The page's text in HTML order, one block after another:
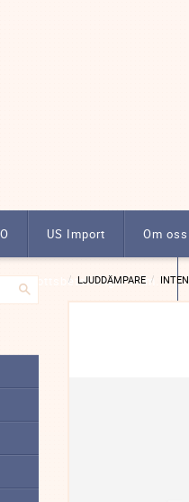
US Import Om oss
Förskottsbetalningar m.m.
LJUDDÄMPARE